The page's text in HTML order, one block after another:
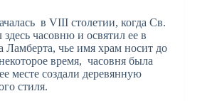
в VIII столетии, когда Св.
часовню и освятил ее в
Ламберта, чье имя храм носит до
время, часовня была
месте создали деревянную
стиля.